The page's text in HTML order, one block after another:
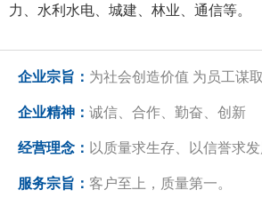
力、水利水电、城建、林业、通信等。
企业宗旨： 为社会创造价值 为员工谋
企业精神： 诚信、合作、勤奋、创新
经营理念： 以质量求生存、以信誉求
服务宗旨： 客户至上，质量第一。